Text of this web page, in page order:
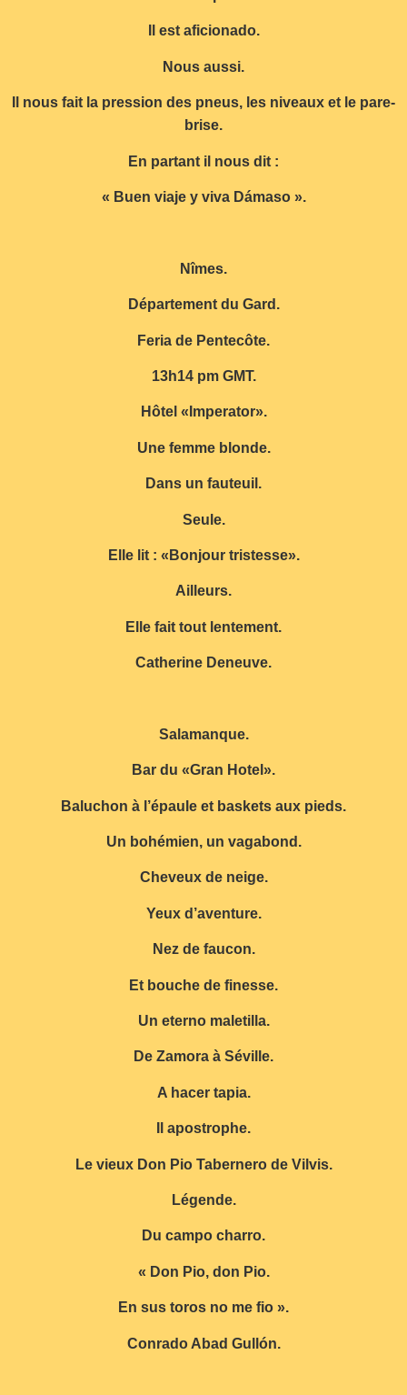
Il est aficionado.
Nous aussi.
Il nous fait la pression des pneus, les niveaux et le pare-
brise.
En partant il nous dit :
« Buen viaje y viva Dámaso ».
Nîmes.
Département du Gard.
Feria de Pentecôte.
13h14 pm GMT.
Hôtel «Imperator».
Une femme blonde.
Dans un fauteuil.
Seule.
Elle lit : «Bonjour tristesse».
Ailleurs.
Elle fait tout lentement.
Catherine Deneuve.
Salamanque.
Bar du «Gran Hotel».
Baluchon à l’épaule et baskets aux pieds.
Un bohémien, un vagabond.
Cheveux de neige.
Yeux d’aventure.
Nez de faucon.
Et bouche de finesse.
Un eterno maletilla.
De Zamora à Séville.
A hacer tapia.
Il apostrophe.
Le vieux Don Pio Tabernero de Vilvis.
Légende.
Du campo charro.
« Don Pio, don Pio.
En sus toros no me fio ».
Conrado Abad Gullón.